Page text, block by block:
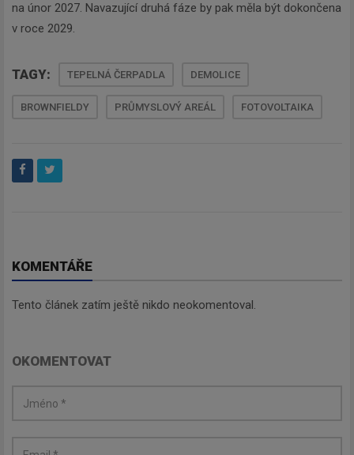
na únor 2027. Navazující druhá fáze by pak měla být dokončena
v roce 2029.
TAGY: TEPELNÁ ČERPADLA DEMOLICE
BROWNFIELDY PRŮMYSLOVÝ AREÁL FOTOVOLTAIKA
KOMENTÁŘE
Tento článek zatím ještě nikdo neokomentoval.
OKOMENTOVAT